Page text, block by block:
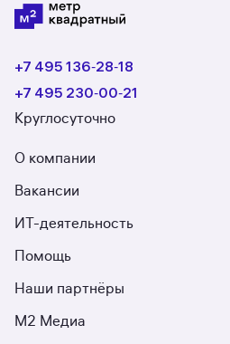
+7 495 136‑28‑18
+7 495 230‑00‑21
Круглосуточно
О компании
Вакансии
ИТ-деятельность
Помощь
Наши партнёры
М2 Медиа